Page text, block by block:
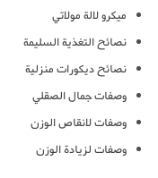
ميكرو لالة مولاتي
نصائح التغذية السليمة
نصائح ديكورات منزلية
وصفات جمال الصقلي
وصفات لانقاص الوزن
وصفات لزيادة الوزن